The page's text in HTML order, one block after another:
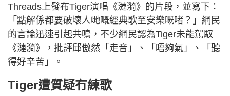
Threads上發布Tiger演唱《漣漪》的片段，並寫下：
「點解係都要破壞人哋嘅經典歌至安樂嘅啫？」網民
的言論迅速引起共鳴，不少網民認為Tiger未能駕馭
《漣漪》，批評邱傲然「走音」、「唔夠氣」、「聽
得好辛苦」。
Tiger遭質疑冇練歌